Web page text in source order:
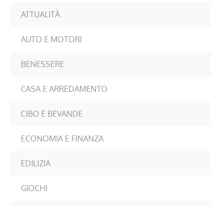
ATTUALITÀ
AUTO E MOTORI
BENESSERE
CASA E ARREDAMENTO
CIBO E BEVANDE
ECONOMIA E FINANZA
EDILIZIA
GIOCHI